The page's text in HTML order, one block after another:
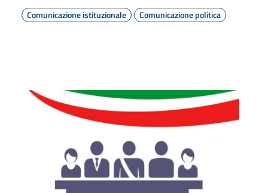
Comunicazione istituzionale
Comunicazione politica